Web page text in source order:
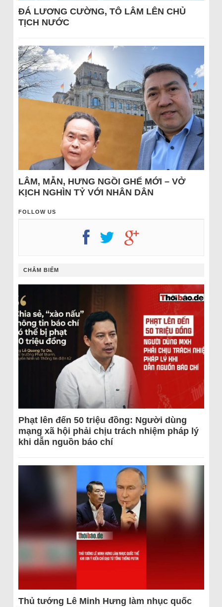
ĐÁ LƯƠNG CƯỜNG, TÔ LÂM LÊN CHỦ
TỊCH NƯỚC
LÂM, MẪN, HƯNG NGỒI GHẾ MỚI – VỞ
KỊCH NGHÌN TỶ VỚI NHÂN DÂN
FOLLOW US
CHÂM BIẾM
Phạt lên đến 50 triệu đồng: Người dùng
mạng xã hội phải chịu trách nhiệm pháp lý
khi dẫn nguồn báo chí
Thủ tướng Lê Minh Hưng làm nhục quốc